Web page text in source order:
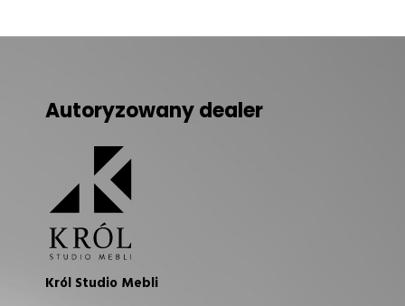
Autoryzowany dealer
Król Studio Mebli